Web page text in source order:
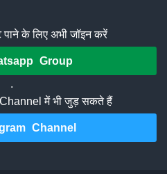
के लिए अभी जॉइन करें
Group
.
में भी जुड़ सकते हैं
Channel